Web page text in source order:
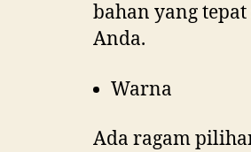
bahan yang
Anda.
Warna
Ada ragam